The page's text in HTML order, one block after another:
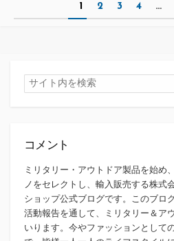
ー
ビ
シ
ョ
ン
1 2 3 4 …
検
索
コメント
ミリタリー・アウトドア製品を始め
ノをセレクトし、輸入販売する株式
ショップ公式ブログです。このブロ
活動報告を通して、ミリタリー＆ア
いります。今やファッションとして